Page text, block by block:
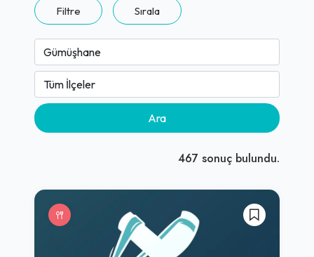
Filtre Sırala
Ara
467 sonuç bulundu.